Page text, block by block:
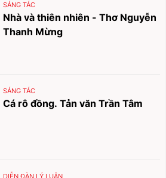
SÁNG TÁC
Nhà và thiên nhiên - Thơ Nguyễn
Thanh Mừng
SÁNG TÁC
Cá rô đồng. Tản văn Trần Tâm